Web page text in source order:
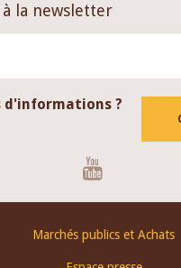
la newsletter
d'informations ?
Marchés publics et Achats